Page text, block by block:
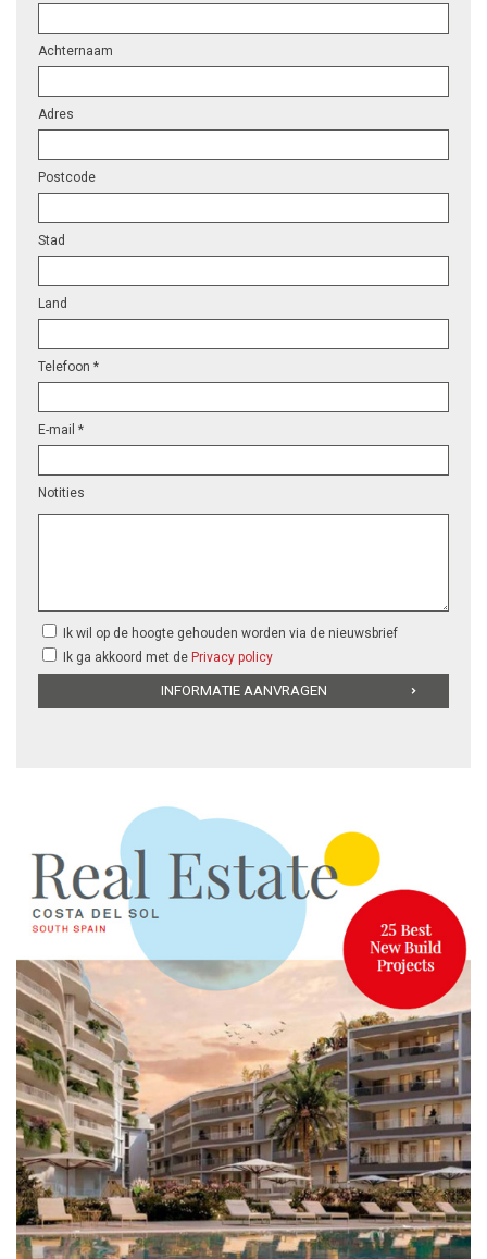
Achternaam
Adres
Postcode
Stad
Land
Telefoon *
E-mail *
Notities
Ik wil op de hoogte gehouden worden via de nieuwsbrief
Ik ga akkoord met de Privacy policy